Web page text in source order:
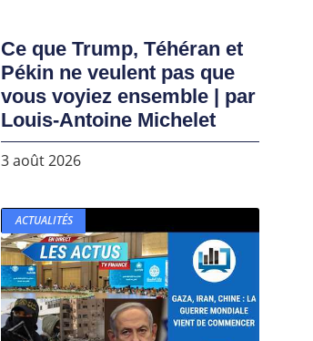
Ce que Trump, Téhéran et
Pékin ne veulent pas que
vous voyiez ensemble | par
Louis-Antoine Michelet
3 août 2026
ACTUALITÉS